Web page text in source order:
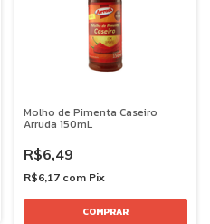
Molho de Pimenta Caseiro
Arruda 150mL
R$6,49
R$6,17 com Pix